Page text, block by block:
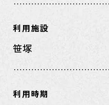
利用施設
笹塚
利用時期